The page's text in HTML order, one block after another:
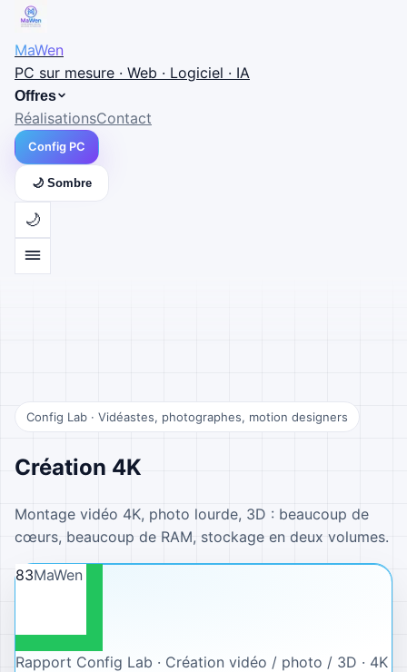
MaWen
PC sur mesure · Web · Logiciel · IA
Offres
RéalisationsContact
Config PC
🌙 Sombre
🌙
Config Lab · Vidéastes, photographes, motion designers
Création 4K
Montage vidéo 4K, photo lourde, 3D : beaucoup de
cœurs, beaucoup de RAM, stockage en deux volumes.
83MaWen
Rapport Config Lab · Création vidéo / photo / 3D · 4K